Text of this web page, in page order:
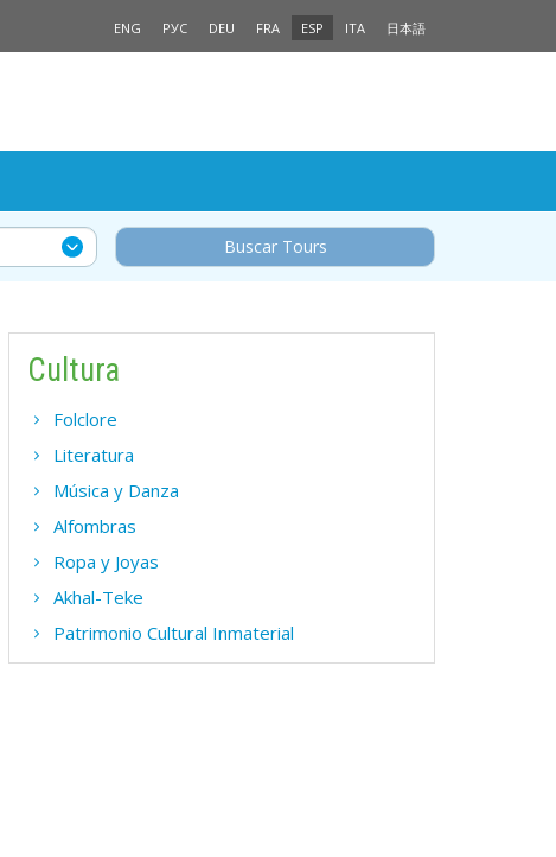
ENG РУС DEU FRA ESP ITA 日本語
Buscar Tours
Cultura
Folclore
Literatura
Música y Danza
Alfombras
Ropa y Joyas
Akhal-Teke
Patrimonio Cultural Inmaterial